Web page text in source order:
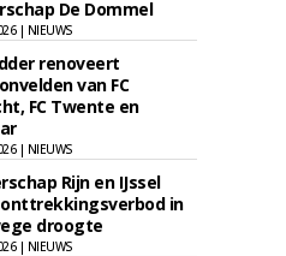
De Dommel
| NIEUWS
renoveert
van FC
FC Twente en
| NIEUWS
Rijn en IJssel
in
droogte
| NIEUWS